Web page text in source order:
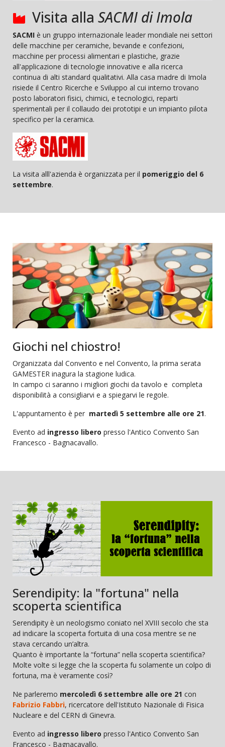
Visita alla SACMI di Imola
SACMI è un gruppo internazionale leader mondiale nei settori
delle macchine per ceramiche, bevande e confezioni,
macchine per processi alimentari e plastiche, grazie
all'applicazione di tecnologie innovative e alla ricerca
continua di alti standard qualitativi. Alla casa madre di Imola
risiede il Centro Ricerche e Sviluppo al cui interno trovano
posto laboratori fisici, chimici, e tecnologici, reparti
sperimentali per il collaudo dei prototipi e un impianto pilota
specifico per la ceramica.
La visita alll'azienda è organizzata per il pomeriggio del 6
settembre.
Giochi nel chiostro!
Organizzata dal Convento e nel Convento, la prima serata
GAMESTER inagura la stagione ludica.
In campo ci saranno i migliori giochi da tavolo e completa
disponibilità a consigliarvi e a spiegarvi le regole.
L'appuntamento è per martedì 5 settembre alle ore 21.
Evento ad ingresso libero presso l'Antico Convento San
Francesco - Bagnacavallo.
Serendipity: la "fortuna" nella
scoperta scientifica
Serendipity è un neologismo coniato nel XVIII secolo che sta
ad indicare la scoperta fortuita di una cosa mentre se ne
stava cercando un’altra.
Quanto è importante la “fortuna” nella scoperta scientifica?
Molte volte si legge che la scoperta fu solamente un colpo di
fortuna, ma è veramente così?
Ne parleremo mercoledì 6 settembre alle ore 21 con
Fabrizio Fabbri, ricercatore dell'Istituto Nazionale di Fisica
Nucleare e del CERN di Ginevra.
Evento ad ingresso libero presso l'Antico Convento San
Francesco - Bagnacavallo.